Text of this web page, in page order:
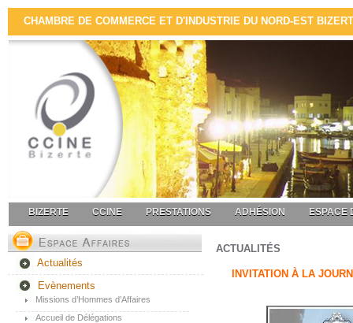
CHAMBRE DE COMMERCE ET D'INDUSTRIE DU NORD-EST
BIZERTE CCINE PRESTATIONS ADHÉSION ESPACE
Actualités
Evènements
Missions d’Hommes d’Affaires
Accueil de Délégations
ACTUALITÉS
INVITATION À LA